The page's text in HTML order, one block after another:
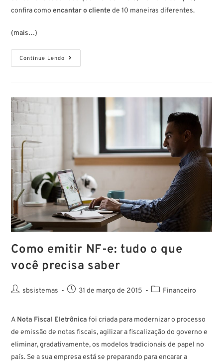
confira comoencantar o cliente de 10 maneiras diferentes.
(mais…)
Continue Lendo
Como emitir NF-e: tudo o que
você precisa saber
sbsistemas 31 de março de 2015 Financeiro
A Nota Fiscal Eletrônica foi criada para modernizar o processo
de emissão de notas fiscais, agilizar a fiscalização do governo e
eliminar, gradativamente, os modelos tradicionais de papel no
país. Se a sua empresa está se preparando para encarar a